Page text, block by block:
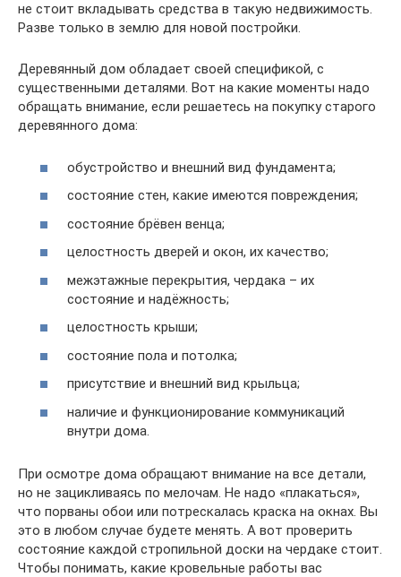
не стоит вкладывать средства в такую недвижимость.
Разве только в землю для новой постройки.
Деревянный дом обладает своей спецификой, с
существенными деталями. Вот на какие моменты надо
обращать внимание, если решаетесь на покупку старого
деревянного дома:
обустройство и внешний вид фундамента;
состояние стен, какие имеются повреждения;
состояние брёвен венца;
целостность дверей и окон, их качество;
межэтажные перекрытия, чердака – их
состояние и надёжность;
целостность крыши;
состояние пола и потолка;
присутствие и внешний вид крыльца;
наличие и функционирование коммуникаций
внутри дома.
При осмотре дома обращают внимание на все детали,
но не зацикливаясь по мелочам. Не надо «плакаться»,
что порваны обои или потрескалась краска на окнах. Вы
это в любом случае будете менять. А вот проверить
состояние каждой стропильной доски на чердаке стоит.
Чтобы понимать, какие кровельные работы вас